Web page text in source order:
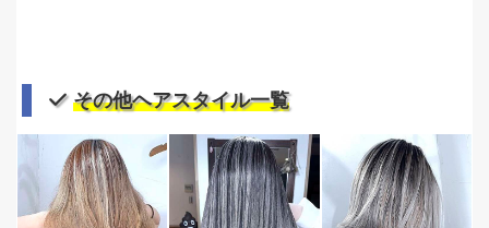
その他ヘアスタイル一覧